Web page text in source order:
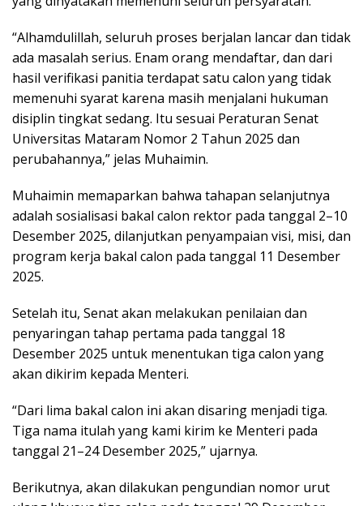
“Alhamdulillah, seluruh proses berjalan lancar dan tidak
ada masalah serius. Enam orang mendaftar, dan dari
hasil verifikasi panitia terdapat satu calon yang tidak
memenuhi syarat karena masih menjalani hukuman
disiplin tingkat sedang. Itu sesuai Peraturan Senat
Universitas Mataram Nomor 2 Tahun 2025 dan
perubahannya,” jelas Muhaimin.
Muhaimin memaparkan bahwa tahapan selanjutnya
adalah sosialisasi bakal calon rektor pada tanggal 2–10
Desember 2025, dilanjutkan penyampaian visi, misi, dan
program kerja bakal calon pada tanggal 11 Desember
2025.
Setelah itu, Senat akan melakukan penilaian dan
penyaringan tahap pertama pada tanggal 18
Desember 2025 untuk menentukan tiga calon yang
akan dikirim kepada Menteri.
“Dari lima bakal calon ini akan disaring menjadi tiga.
Tiga nama itulah yang kami kirim ke Menteri pada
tanggal 21–24 Desember 2025,” ujarnya.
Berikutnya, akan dilakukan pengundian nomor urut